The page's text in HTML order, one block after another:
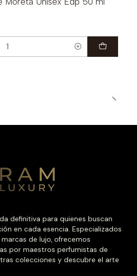
definitiva para quienes buscan
en cada esencia. Especializados
de lujo, ofrecemos
por maestros perfumistas de
colecciones y descubre el arte